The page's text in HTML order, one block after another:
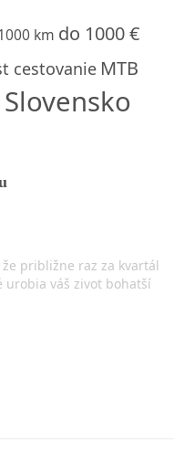
km do 1000 €
cestovanie MTB
Slovensko
približne raz za kvartál
urobia váš zivot bohatší